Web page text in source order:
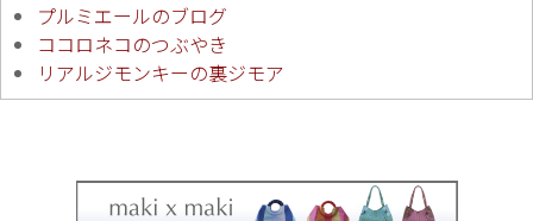
プルミエールのブログ
ココロネコのつぶやき
リアルジモンキーの裏ジモア